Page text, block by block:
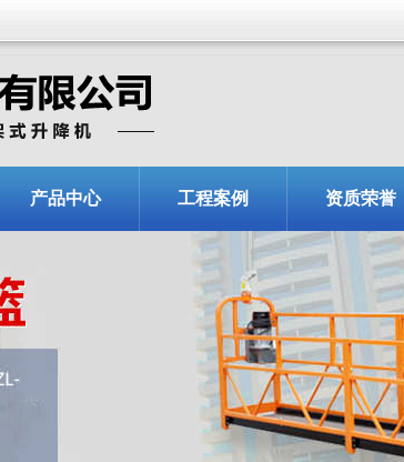
产品中心 工程案例 资质荣誉